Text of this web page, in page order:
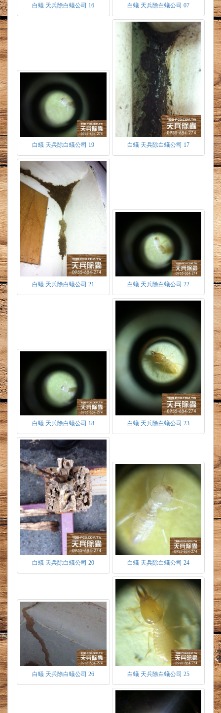
副巢、中繼站之通道稱為蟻道、蟻路。而巢穴、
蟻道主要材質由工蟻取食，後排出之糞便而成。
巢內通道錯綜複雜，具有保濕、恆溫之功效。因
而白蟻又被稱為天然的建築師。
白蟻造成的危害
凡含有纖維質之物品，室外之樹木、室內鈔
票、報章雜誌、家具、衣物、裝潢木料、木質地
板、門框、天花板等。甚至古蹟、廟宇、木造建
築。輕者部份掏空，重者房屋塌陷。因白蟻開路
取食，需分泌蟻酸來破壞阻礙之物質。常見如鋼
筋水泥、塑膠物質、插座、電纜線皆被破壞毀
損。台灣在白蟻高密度區，就曾因白蟻侵蝕地下
電纜，造成該區域臨時斷電。
白蟻入侵的方式：
1.主巢穴築於室外土壤，經由建築物裂縫、電線
管路等入侵居家。
2.因梅雨季節，有翅繁殖蟻分飛入侵居家，築巢
3.入侵處或巢穴不在自家，因工蟻覓食習性，四
處擴散蟻道，進而由上下左右鄰舍等，經由水泥
裂縫、電線管路等入侵自家。
白蟻防治施工方式
1.若為空屋狀態(裝潢前)，針對室內水泥壁面噴
灑藥劑，為第一道防護。針對要裝潢於室內之木
料，以不使木料變型之情況下噴灑藥劑，為第二
道防護。
2.若為裝潢後，依現場固定式裝潢格局，不破壞
裝潢為原則下，針對白蟻可能行經之路徑，採
60至90公分間距約一至一個半肩寬，鑽0.2公分
孔高壓灌注藥劑於深層水泥與木材接縫處。
3.土壤灌注，針對建築物周遭依土壤插入器對深
層灌注藥劑，使建築物周遭深層型成一道防護。
白蟻防治施工藥劑
1.芬普尼
無忌避性－早期使用之藥劑雖能造成速殺之效
果，但往往只能除去少數入侵之白蟻，而無法有
效使整個族群消滅。多半只是驅出之效用，待藥
劑呈現半衰期又隨之入侵或從無藥劑之區域進
入，復發機率甚高。而芬普尼成分之白蟻專用藥
劑，對白蟻絕無任何忌避性。而使白蟻持續感
染。
連鎖感染－芬普尼具有口服毒及接觸毒兩種途
徑，使白蟻感染藥劑。工蟻為族群內數量最多之
蟻種，而使工蟻因取食或接觸藥劑感染，再利用
工蟻相互取食，餵食及接觸所有蟻種之習性，間
接使藥劑像病毒似的四處擴散感染。就像骨牌效
應般連鎖反應，直到整群白蟻消滅為止。
具緩效性－當白蟻感染藥劑後，為有效使連鎖反
應發生，不會立即使蟲體死亡，好讓受感染之白
白蟻 天兵除白蟻公司 16 白蟻 天兵除白蟻公司 07
白蟻 天兵除白蟻公司 19 白蟻 天兵除白蟻公司 17
白蟻 天兵除白蟻公司 21 白蟻 天兵除白蟻公司 22
白蟻 天兵除白蟻公司 18 白蟻 天兵除白蟻公司 23
白蟻 天兵除白蟻公司 20 白蟻 天兵除白蟻公司 24
白蟻 天兵除白蟻公司 26 白蟻 天兵除白蟻公司 25